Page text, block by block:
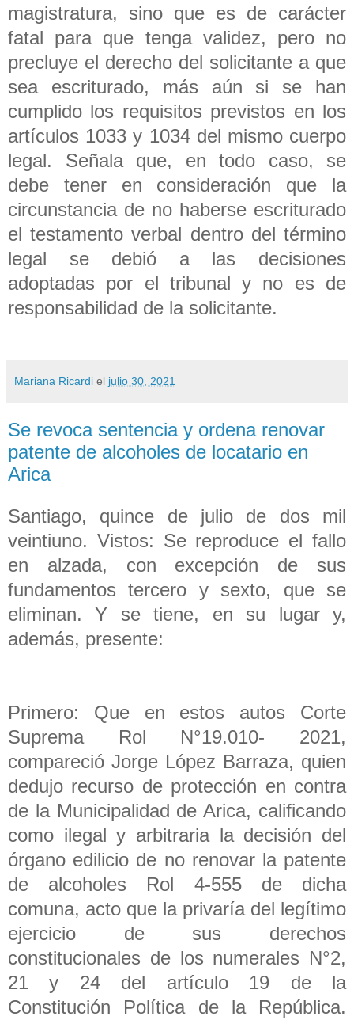
magistratura, sino que es de carácter
fatal para que tenga validez, pero no
precluye el derecho del solicitante a que
sea escriturado, más aún si se han
cumplido los requisitos previstos en los
artículos 1033 y 1034 del mismo cuerpo
legal. Señala que, en todo caso, se
debe tener en consideración que la
circunstancia de no haberse escriturado
el testamento verbal dentro del término
legal se debió a las decisiones
adoptadas por el tribunal y no es de
responsabilidad de la solicitante.
Mariana Ricardi el julio 30, 2021
Se revoca sentencia y ordena renovar
patente de alcoholes de locatario en
Arica
Santiago, quince de julio de dos mil
veintiuno. Vistos: Se reproduce el fallo
en alzada, con excepción de sus
fundamentos tercero y sexto, que se
eliminan. Y se tiene, en su lugar y,
además, presente:
Primero: Que en estos autos Corte
Suprema Rol N°19.010- 2021,
compareció Jorge López Barraza, quien
dedujo recurso de protección en contra
de la Municipalidad de Arica, calificando
como ilegal y arbitraria la decisión del
órgano edilicio de no renovar la patente
de alcoholes Rol 4-555 de dicha
comuna, acto que la privaría del legítimo
ejercicio de sus derechos
constitucionales de los numerales N°2,
21 y 24 del artículo 19 de la
Constitución Política de la República.